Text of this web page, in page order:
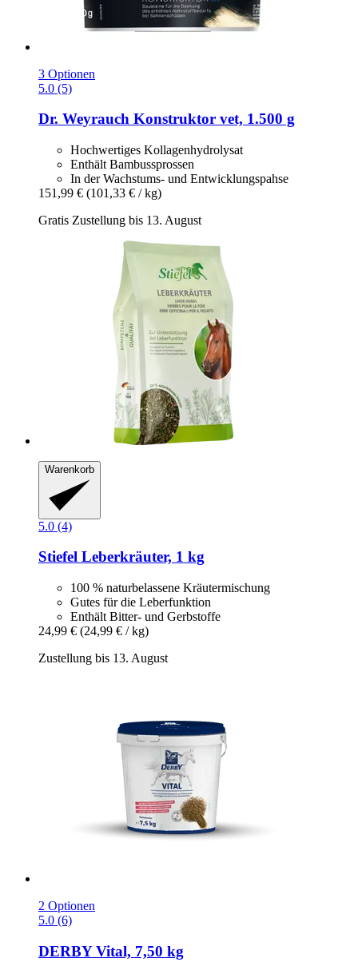
3 Optionen
5.0 (5)
Dr. Weyrauch Konstruktor vet, 1.500 g
Hochwertiges Kollagenhydrolysat
Enthält Bambussprossen
In der Wachstums- und Entwicklungspahse
151,99 € (101,33 € / kg)
Gratis Zustellung bis 13. August
Warenkorb
5.0 (4)
Stiefel Leberkräuter, 1 kg
100 % naturbelassene Kräutermischung
Gutes für die Leberfunktion
Enthält Bitter- und Gerbstoffe
24,99 € (24,99 € / kg)
Zustellung bis 13. August
2 Optionen
5.0 (6)
DERBYVital, 7,50 kg